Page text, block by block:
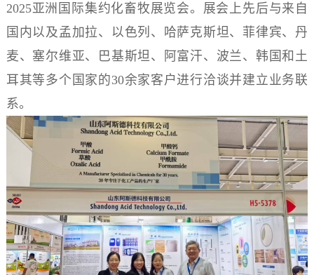
2025亚洲国际集约化畜牧展览会。展会上先后与来自
国内以及孟加拉、以色列、哈萨克斯坦、菲律宾、丹
麦、塞尔维亚、巴基斯坦、阿富汗、波兰、韩国和土
耳其等多个国家的30余家客户进行洽谈并建立业务联
系。